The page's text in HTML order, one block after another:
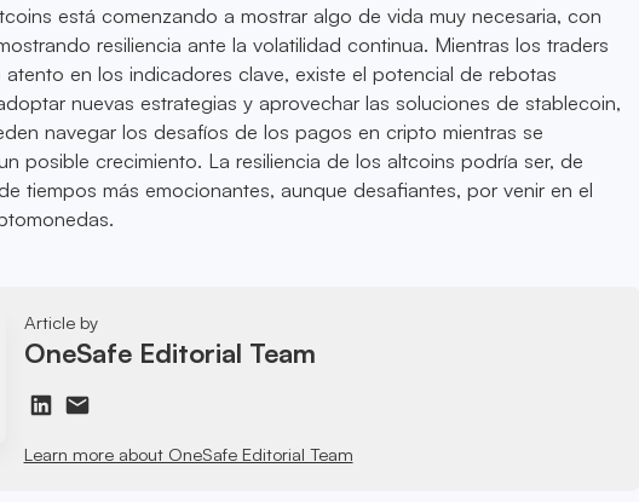
está comenzando a mostrar algo de vida muy necesaria, con
resiliencia ante la volatilidad continua. Mientras los traders
atento en los indicadores clave, existe el potencial de rebotas
nuevas estrategias y aprovechar las soluciones de stablecoin,
navegar los desafíos de los pagos en cripto mientras se
posible crecimiento. La resiliencia de los altcoins podría ser, de
tiempos más emocionantes, aunque desafiantes, por venir en el
Article by
OneSafe Editorial Team
Learn more about OneSafe Editorial Team